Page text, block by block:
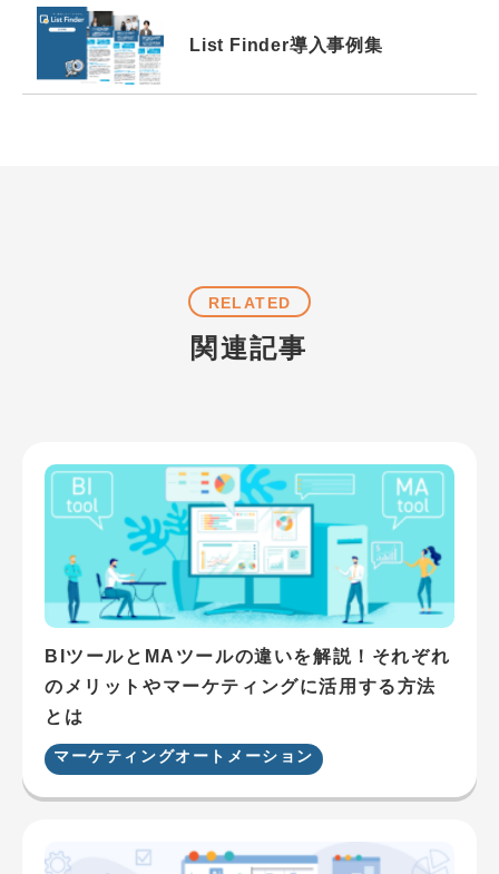
List Finder導入事例集
RELATED
関連記事
BIツールとMAツールの違いを解説！それぞれ
のメリットやマーケティングに活用する方法
とは
マーケティングオートメーション